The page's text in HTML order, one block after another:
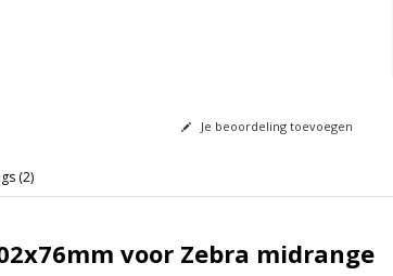
Je beoordeling toevoegen
(2)
voor Zebra midrange